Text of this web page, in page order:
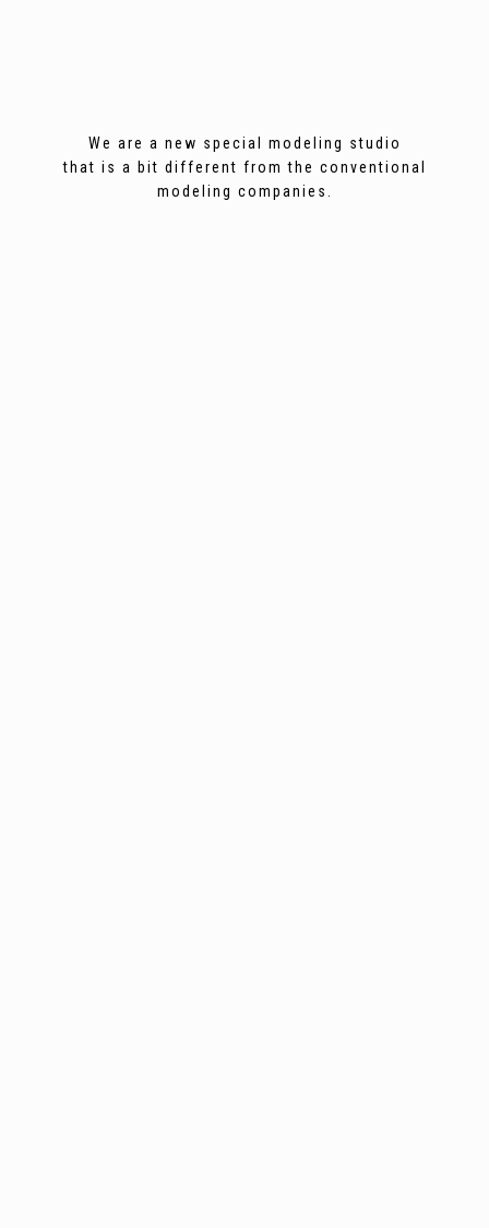
We are a new special modeling studio
that is a bit different from the conventional
modeling companies.